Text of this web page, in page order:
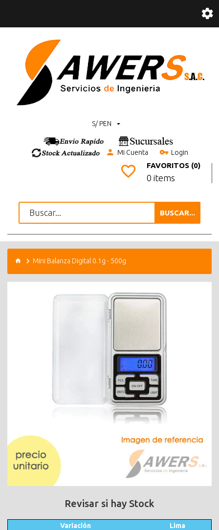
S/ PEN
Mi Cuenta Login
FAVORITOS (0)
0 items
BUSCAR...
Mini Balanza Digital 0.1g - 500g
Revisar si hay Stock
Variación Lima